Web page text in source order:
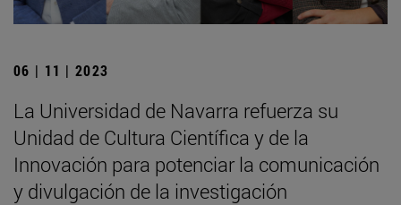
06 | 11 | 2023
La Universidad de Navarra refuerza su
Unidad de Cultura Científica y de la
Innovación para potenciar la comunicación
y divulgación de la investigación